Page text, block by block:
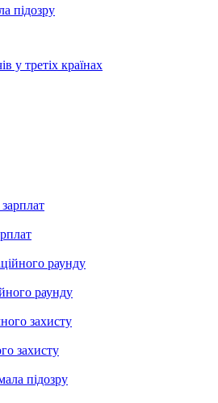
підозру
у третіх країнах
раунду
захисту